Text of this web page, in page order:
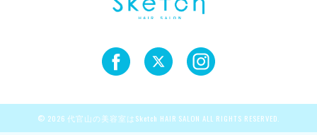
© 2026 代官山の美容室はSketch HAIR SALON ALL RIGHTS RESERVED.